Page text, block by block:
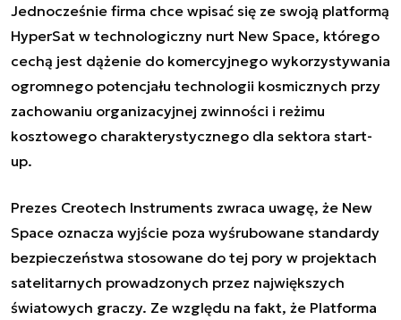
Jednocześnie firma chce wpisać się ze swoją platformą
HyperSat w technologiczny nurt New Space, którego
cechą jest dążenie do komercyjnego wykorzystywania
ogromnego potencjału technologii kosmicznych przy
zachowaniu organizacyjnej zwinności i reżimu
kosztowego charakterystycznego dla sektora start-
up.
Prezes Creotech Instruments zwraca uwagę, że New
Space oznacza wyjście poza wyśrubowane standardy
bezpieczeństwa stosowane do tej pory w projektach
satelitarnych prowadzonych przez największych
światowych graczy. Ze względu na fakt, że Platforma